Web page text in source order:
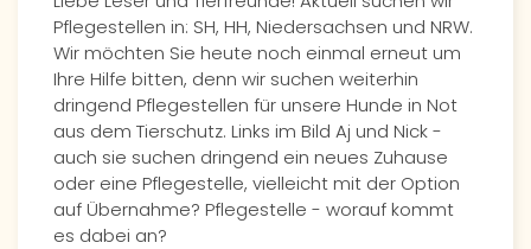
Pflegestellen in: SH, HH, Niedersachsen und NRW.
Wir möchten Sie heute noch einmal erneut um
Ihre Hilfe bitten, denn wir suchen weiterhin
dringend Pflegestellen für unsere Hunde in Not
aus dem Tierschutz. Links im Bild Aj und Nick -
auch sie suchen dringend ein neues Zuhause
oder eine Pflegestelle, vielleicht mit der Option
auf Übernahme? Pflegestelle - worauf kommt
es dabei an?